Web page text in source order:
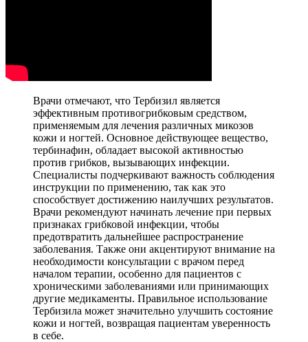
Врачи отмечают, что Тербизил является
эффективным противогрибковым средством,
применяемым для лечения различных микозов
кожи и ногтей. Основное действующее вещество,
тербинафин, обладает высокой активностью
против грибков, вызывающих инфекции.
Специалисты подчеркивают важность соблюдения
инструкции по применению, так как это
способствует достижению наилучших результатов.
Врачи рекомендуют начинать лечение при первых
признаках грибковой инфекции, чтобы
предотвратить дальнейшее распространение
заболевания. Также они акцентируют внимание на
необходимости консультации с врачом перед
началом терапии, особенно для пациентов с
хроническими заболеваниями или принимающих
другие медикаменты. Правильное использование
Тербизила может значительно улучшить состояние
кожи и ногтей, возвращая пациентам уверенность
в себе.